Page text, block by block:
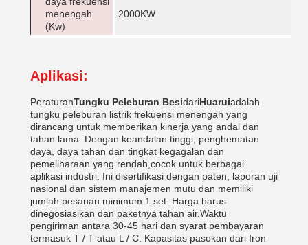
menengah
(Kw)
2000KW
Aplikasi:
PeraturanTungku Peleburan BesidariHuaruiadalah
tungku peleburan listrik frekuensi menengah yang
dirancang untuk memberikan kinerja yang andal dan
tahan lama. Dengan keandalan tinggi, penghematan
daya, daya tahan dan tingkat kegagalan dan
pemeliharaan yang rendah,cocok untuk berbagai
aplikasi industri. Ini disertifikasi dengan paten, laporan uji
nasional dan sistem manajemen mutu dan memiliki
jumlah pesanan minimum 1 set. Harga harus
dinegosiasikan dan paketnya tahan air.Waktu
pengiriman antara 30-45 hari dan syarat pembayaran
termasuk T / T atau L / C. Kapasitas pasokan dari Iron